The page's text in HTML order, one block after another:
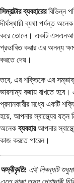
সিম্বাল্টার ব্যবহারেরবিভিন্ন
দীর্ঘস্থায়ী ব্যথা পর্যন্ত
করে তোলে। একটি
প্রভাবিত করার এর অনন্য
করতে দেয়।
তবে, এর শক্তিকে এর সম্ভাব্য
ভারসাম্য বজায় রাখতে হবে।
প্রদানকারীর মধ্যে একটি
হয়ে, আপনার স্বাস্থ্যের যত্ন
অনেকব্যবহারআপনার
কাজ করতে পারেন।
অস্বীকৃতি: এই নিবন্ধটি